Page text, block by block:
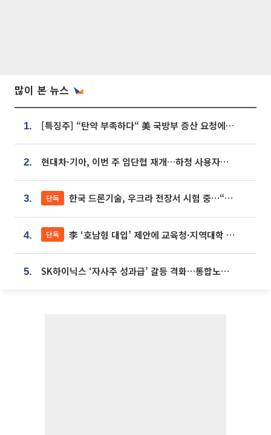
많이 본 뉴스
1. [특징주] “탄약 부족하다“ 美 국방부 증산 요청에⋯국내 방산주 급등세
2. 현대차·기아, 이번 주 임단협 재개…하청 사용자성 재심도 ‘변수’
3. 단독 한국 드론기술, 우크라 전장서 시험 중…“스타트업 여러 곳 참여”
4. 단독 李 ‘호남형 대입’ 제안에 교육청·지역대학 서·논술형 입시 연계 '착수'
5. SK하이닉스 ‘자사주 성과급’ 갈등 격화…통합노조 출범 움직임